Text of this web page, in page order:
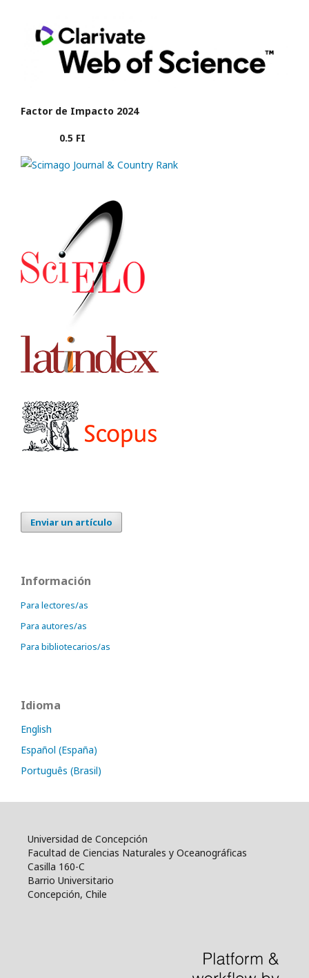
Factor de Impacto 2024
0.5 FI
Enviar un artículo
Información
Para lectores/as
Para autores/as
Para bibliotecarios/as
Idioma
English
Español (España)
Português (Brasil)
Universidad de Concepción
Facultad de Ciencias Naturales y Oceanográficas
Casilla 160-C
Barrio Universitario
Concepción, Chile